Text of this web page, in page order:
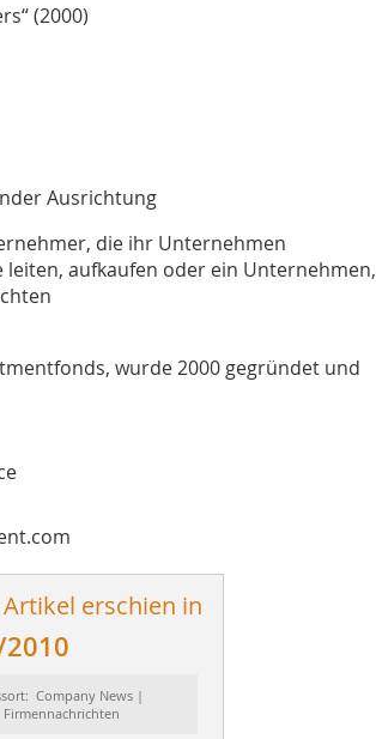
(2000)
Ausrichtung
die ihr Unternehmen
aufkaufen oder ein Unternehmen,
wurde 2000 gegründet und
erschien in
Company News |
Firmennachrichten